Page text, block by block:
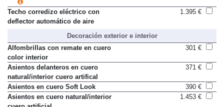
Techo corredizo eléctrico con
deflector automático de aire
1.395 €
Decoración exterior e interior
Alfombrillas con remate en cuero
color interior
301 €
Asientos delanteros en cuero
natural/interior cuero artifical
371 €
Asientos en cuero Soft Look
390 €
Asientos en cuero natural/interior
1.453 €